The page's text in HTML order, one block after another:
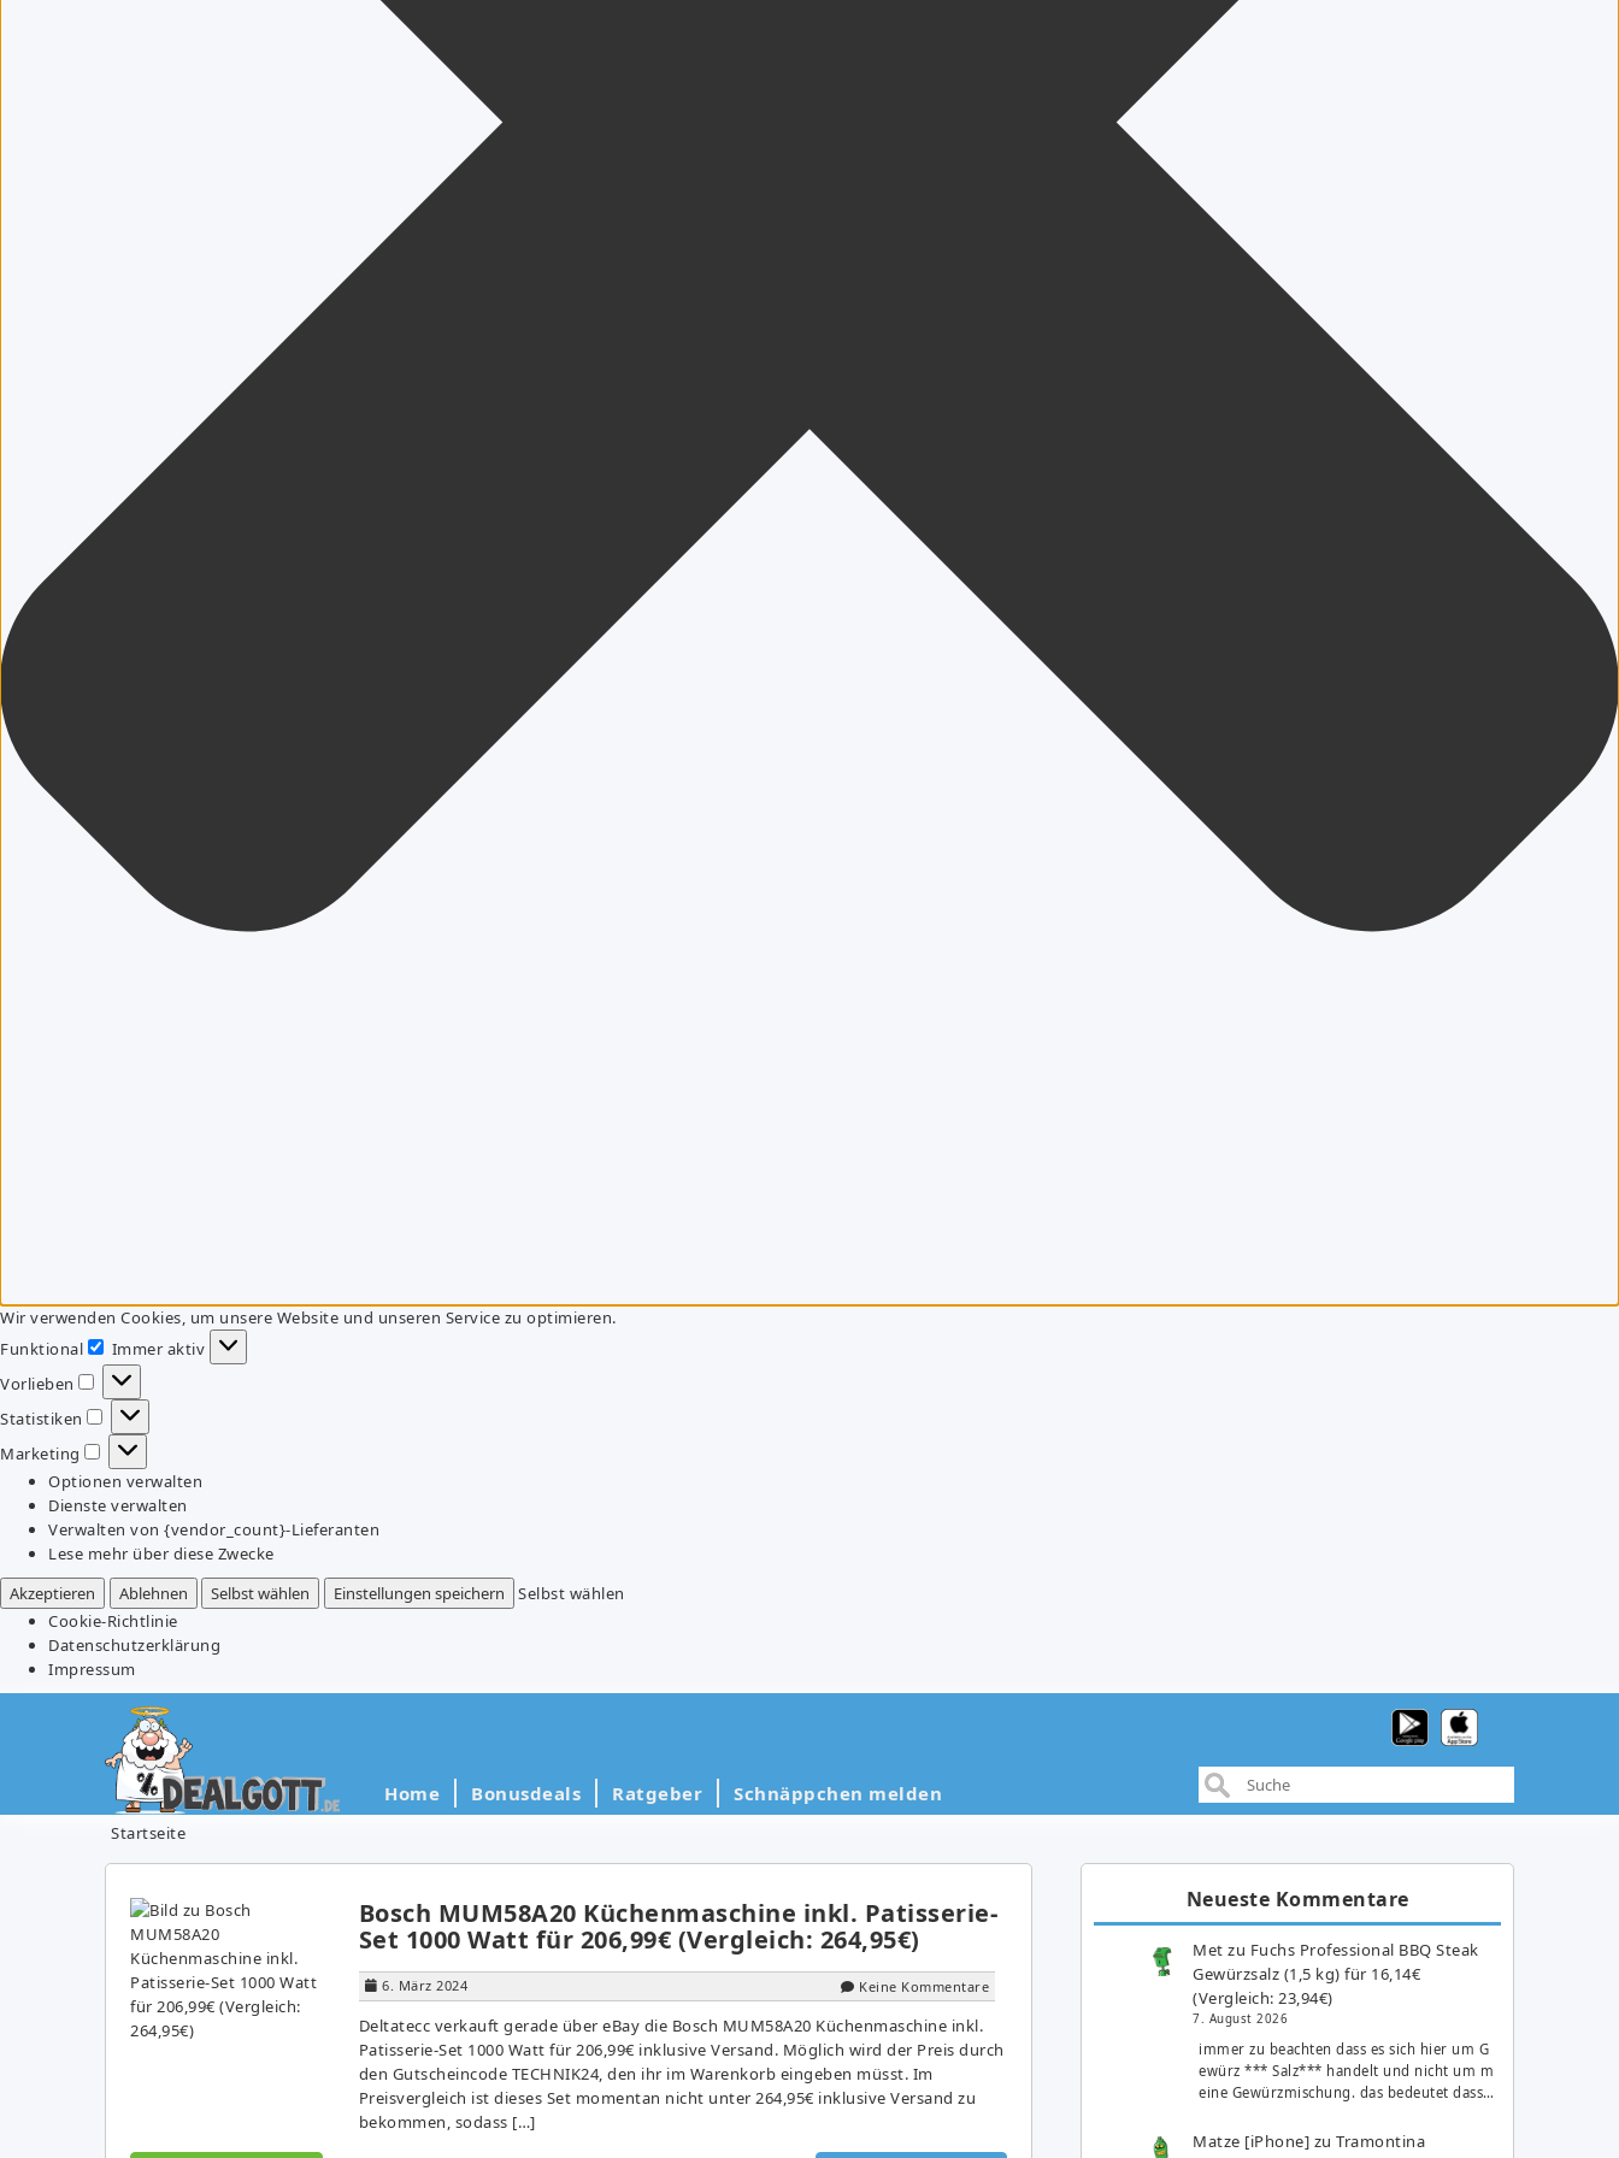
Wir verwenden Cookies, um unsere Website und unseren Service zu optimieren.
Funktional
Funktional
Immer aktiv
Vorlieben
Vorlieben
Statistiken
Statistiken
Marketing
Marketing
Optionen verwalten
Dienste verwalten
Verwalten von {vendor_count}-Lieferanten
Lese mehr über diese Zwecke
Akzeptieren
Ablehnen Selbst wählen Einstellungen speichern
Selbst wählen
Cookie-Richtlinie
Datenschutzerklärung
Impressum
Home Bonusdeals Ratgeber Schnäppchen melden
Startseite
Bosch MUM58A20 Küchenmaschine inkl. Patisserie-
Set 1000 Watt für 206,99€ (Vergleich: 264,95€)
6. März 2024 Keine Kommentare
Deltatecc verkauft gerade über eBay die Bosch MUM58A20 Küchenmaschine inkl.
Patisserie-Set 1000 Watt für 206,99€ inklusive Versand. Möglich wird der Preis durch
den Gutscheincode TECHNIK24, den ihr im Warenkorb eingeben müsst. Im
Preisvergleich ist dieses Set momentan nicht unter 264,95€ inklusive Versand zu
bekommen, sodass […]
Neueste Kommentare
Met zu Fuchs Professional BBQ Steak
Gewürzsalz (1,5 kg) für 16,14€
(Vergleich: 23,94€)
7. August 2026
immer zu beachten dass es sich hier um G
ewürz *** Salz*** handelt und nicht um m
eine Gewürzmischung. das bedeutet dass…
Matze [iPhone] zuTramontina